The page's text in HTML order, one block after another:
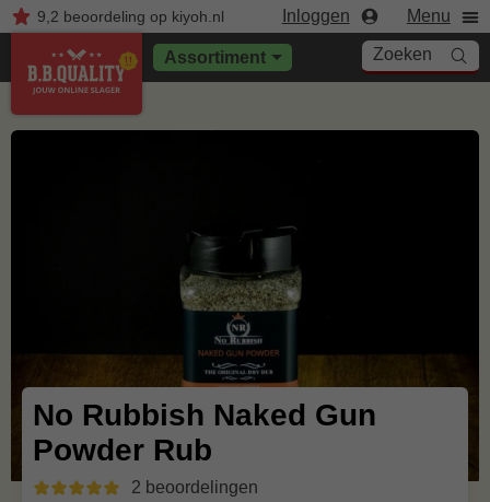
9,2 beoordelingop kiyoh.nl Inloggen Menu
Assortiment Zoeken
No Rubbish Naked Gun
Powder Rub
2 beoordelingen